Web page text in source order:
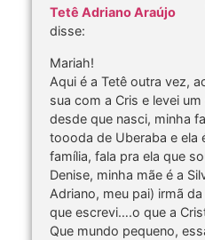
Tetê Adriano Araújo
disse:
Mariah!
Aqui é a Tetê outra vez,
sua com a Cris e levei
desde que nasci, minha
toooda de Uberaba e ela
família, fala pra ela que
Denise, minha mãe é a
Adriano, meu pai) irmã
que escrevi….o que a
Que mundo pequeno,